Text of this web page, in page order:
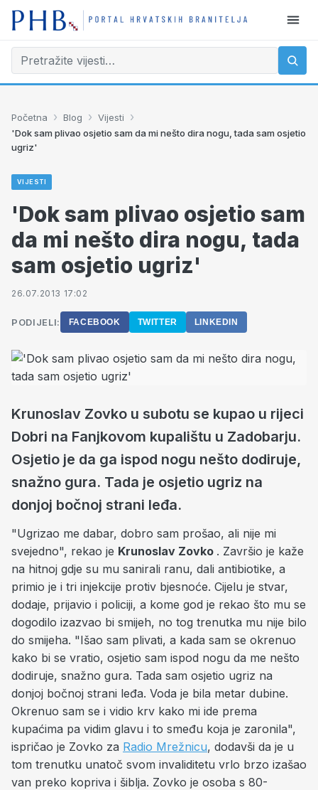
Početna › Blog › Vijesti ›
'Dok sam plivao osjetio sam da mi nešto dira nogu, tada sam osjetio
ugriz'
VIJESTI
'Dok sam plivao osjetio sam
da mi nešto dira nogu, tada
sam osjetio ugriz'
26.07.2013 17:02
PODIJELI: FACEBOOK TWITTER LINKEDIN
Krunoslav Zovko u subotu se kupao u rijeci
Dobri na Fanjkovom kupalištu u Zadobarju.
Osjetio je da ga ispod nogu nešto dodiruje,
snažno gura. Tada je osjetio ugriz na
donjoj bočnoj strani leđa.
"Ugrizao me dabar, dobro sam prošao, ali nije mi
svejedno", rekao je Krunoslav Zovko . Završio je kaže
na hitnoj gdje su mu sanirali ranu, dali antibiotike, a
primio je i tri injekcije protiv bjesnoće. Cijelu je stvar,
dodaje, prijavio i policiji, a kome god je rekao što mu se
dogodilo izazvao bi smijeh, no tog trenutka mu nije bilo
do smijeha. "Išao sam plivati, a kada sam se okrenuo
kako bi se vratio, osjetio sam ispod nogu da me nešto
dodiruje, snažno gura. Tada sam osjetio ugriz na
donjoj bočnoj strani leđa. Voda je bila metar dubine.
Okrenuo sam se i vidio krv kako mi ide prema
kupaćima pa vidim glavu i to smeđu koja je zaronila",
ispričao je Zovko za Radio Mrežnicu, dodavši da je u
tom trenutku unatoč svom invaliditetu vrlo brzo izašao
van preko kopriva i šiblja. Zovko je osoba s 80-